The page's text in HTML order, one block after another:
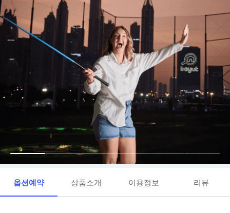
옵션예약 상품소개 이용정보 리뷰